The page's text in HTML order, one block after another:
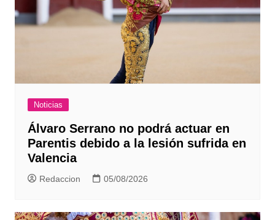
Noticias
Álvaro Serrano no podrá actuar en
Parentis debido a la lesión sufrida en
Valencia
Redaccion 05/08/2026